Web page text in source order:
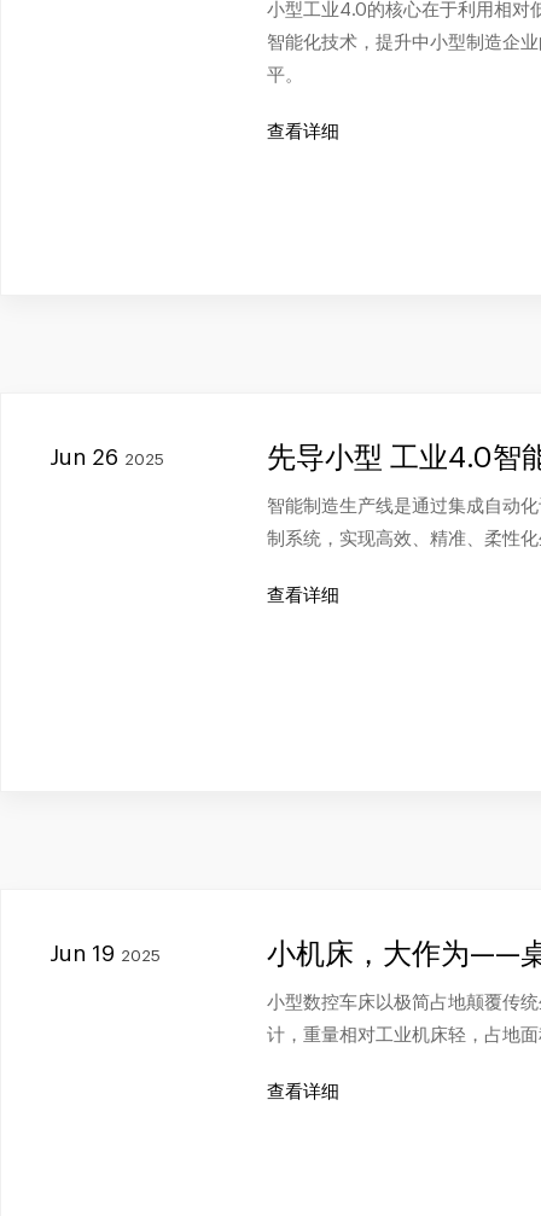
小型工业4.0的核心在于利用相对
智能化技术，提升中小型制造企
平。
查看详细
Jun 26 2025 先导小型 工业4.0智
智能制造生产线是通过集成自动
制系统，实现高效、精准、柔性
查看详细
Jun 19 2025 小机床，大作为——
小型数控车床以极简占地颠覆传
计，重量相对工业机床轻，占地
查看详细